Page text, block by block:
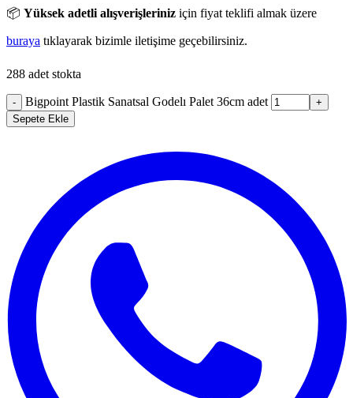
📦 Yüksek adetli alışverişleriniz için fiyat teklifi almak üzere
buraya tıklayarak bizimle iletişime geçebilirsiniz.
288 adet stokta
- Bigpoint Plastik Sanatsal Godelı Palet 36cm adet
+
Sepete Ekle